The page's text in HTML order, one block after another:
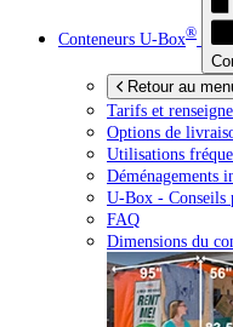
Conteneurs U-Box®
Retour au
Tarifs et
Options de
Utilisations
Déménagements
U-Box - Conseils
FAQ
Dimensions du